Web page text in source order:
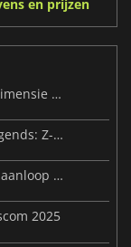
en prijzen
Breid Pokémon Legends: Z-A met Mega Dimensie DLC
Switch 2 goed voor helft van Pokémon Legends: Z-A sales
Pokémon Legends: Z-A preload nu live in aanloop naar lancering
2025